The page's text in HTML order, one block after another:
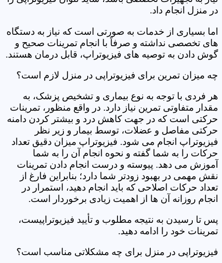
در منزل انجام داد.
اما بسیاری از خدمات به صورتی است که نیاز به دستگاه
های تخصصی نداشته و صرفاً با انجام تمرینات صحیح و
گوش دادن به توصیه های فیزیوتراپ، قابل درمان هستند.
چه میزان تمرین برای فیزیوتراپی در منزل لازم است؟
هر فردی با توجه به نوع بیماری و تشخیص پزشک، به
مقدار متفاوتی تمرین نیاز دارد. در واقع منظور، تمرینات
حرکتی است که در جهت کاهش درد و بیشتر کردن دامنه
حرکتی مفاصل و عضلات، توسط بیمار و زیر نظر
فیزیوتراپ انجام می شود. فیزیوتراپ میزان دقیق تعداد
حرکات را به شما گفته و نحوه انجام آن را به شما
آموزش می دهد. پیوسته و درست انجام دادن تمرینات
نقش مهمی در بهبود زودتر شما دارد؛ بنابراین فارغ از
تعداد حرکات اصلاحی که باید انجام دهید، استمرار در
انجام روزانه آن ها از اهمیت زیادی برخوردار است.
پس تا رسیدن به نتیجه مطلوب و تأیید فیزیوتراپیست،
تمرینات خود را ادامه دهید.
فیزیوتراپی در منزل برای چه مشکلاتی مناسب است؟